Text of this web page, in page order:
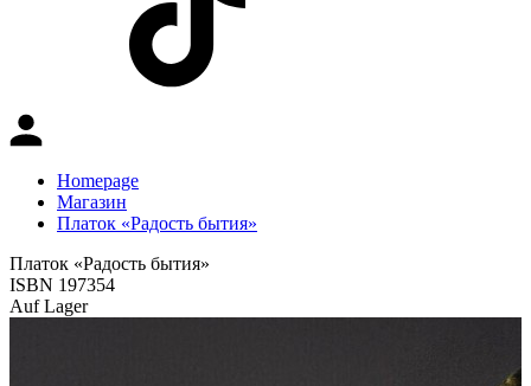
Homepage
Магазин
Платок «Радость бытия»
Платок «Радость бытия»
ISBN 197354
Auf Lager